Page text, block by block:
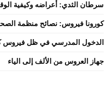
سرطان الثدي: أعراضه وكيفية
كورونا فيروس: نصائح منظمة
الدخول المدرسي في ظل فيروس
جهاز العروس من الألف إلى الياء